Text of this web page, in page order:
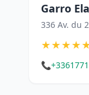
Garro
336 Av. du
★★★★
📞